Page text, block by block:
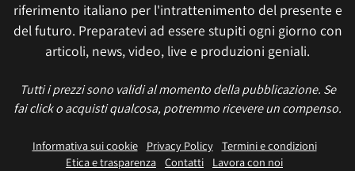
riferimento italiano per l'intrattenimento del presente e
del futuro. Preparatevi ad essere stupiti ogni giorno con
articoli, news, video, live e produzioni geniali.
Tutti i prezzi sono validi al momento della pubblicazione. Se
fai click o acquisti qualcosa, potremmo ricevere un compenso.
Informativa sui cookie Privacy Policy
Termini e condizioni
Etica e trasparenza Contatti
Lavora con noi